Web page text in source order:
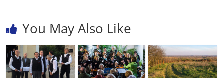
You May Also Like